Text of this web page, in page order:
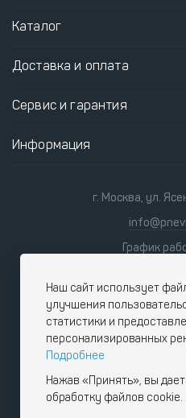
Каталог
Доставка и оплата
Сервис и гарантия
Информация
г. Москва, ул.
График
Наш сайт использует
улучшения
статистики и
персонализированных
Подробнее
Нажав «Принять», вы
обработку файлов cookie.